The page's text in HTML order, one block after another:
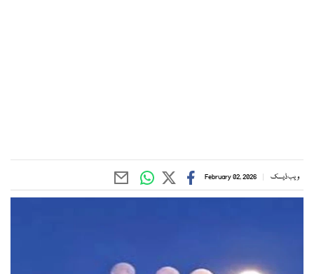
ویب ڈیسک February 02, 2026